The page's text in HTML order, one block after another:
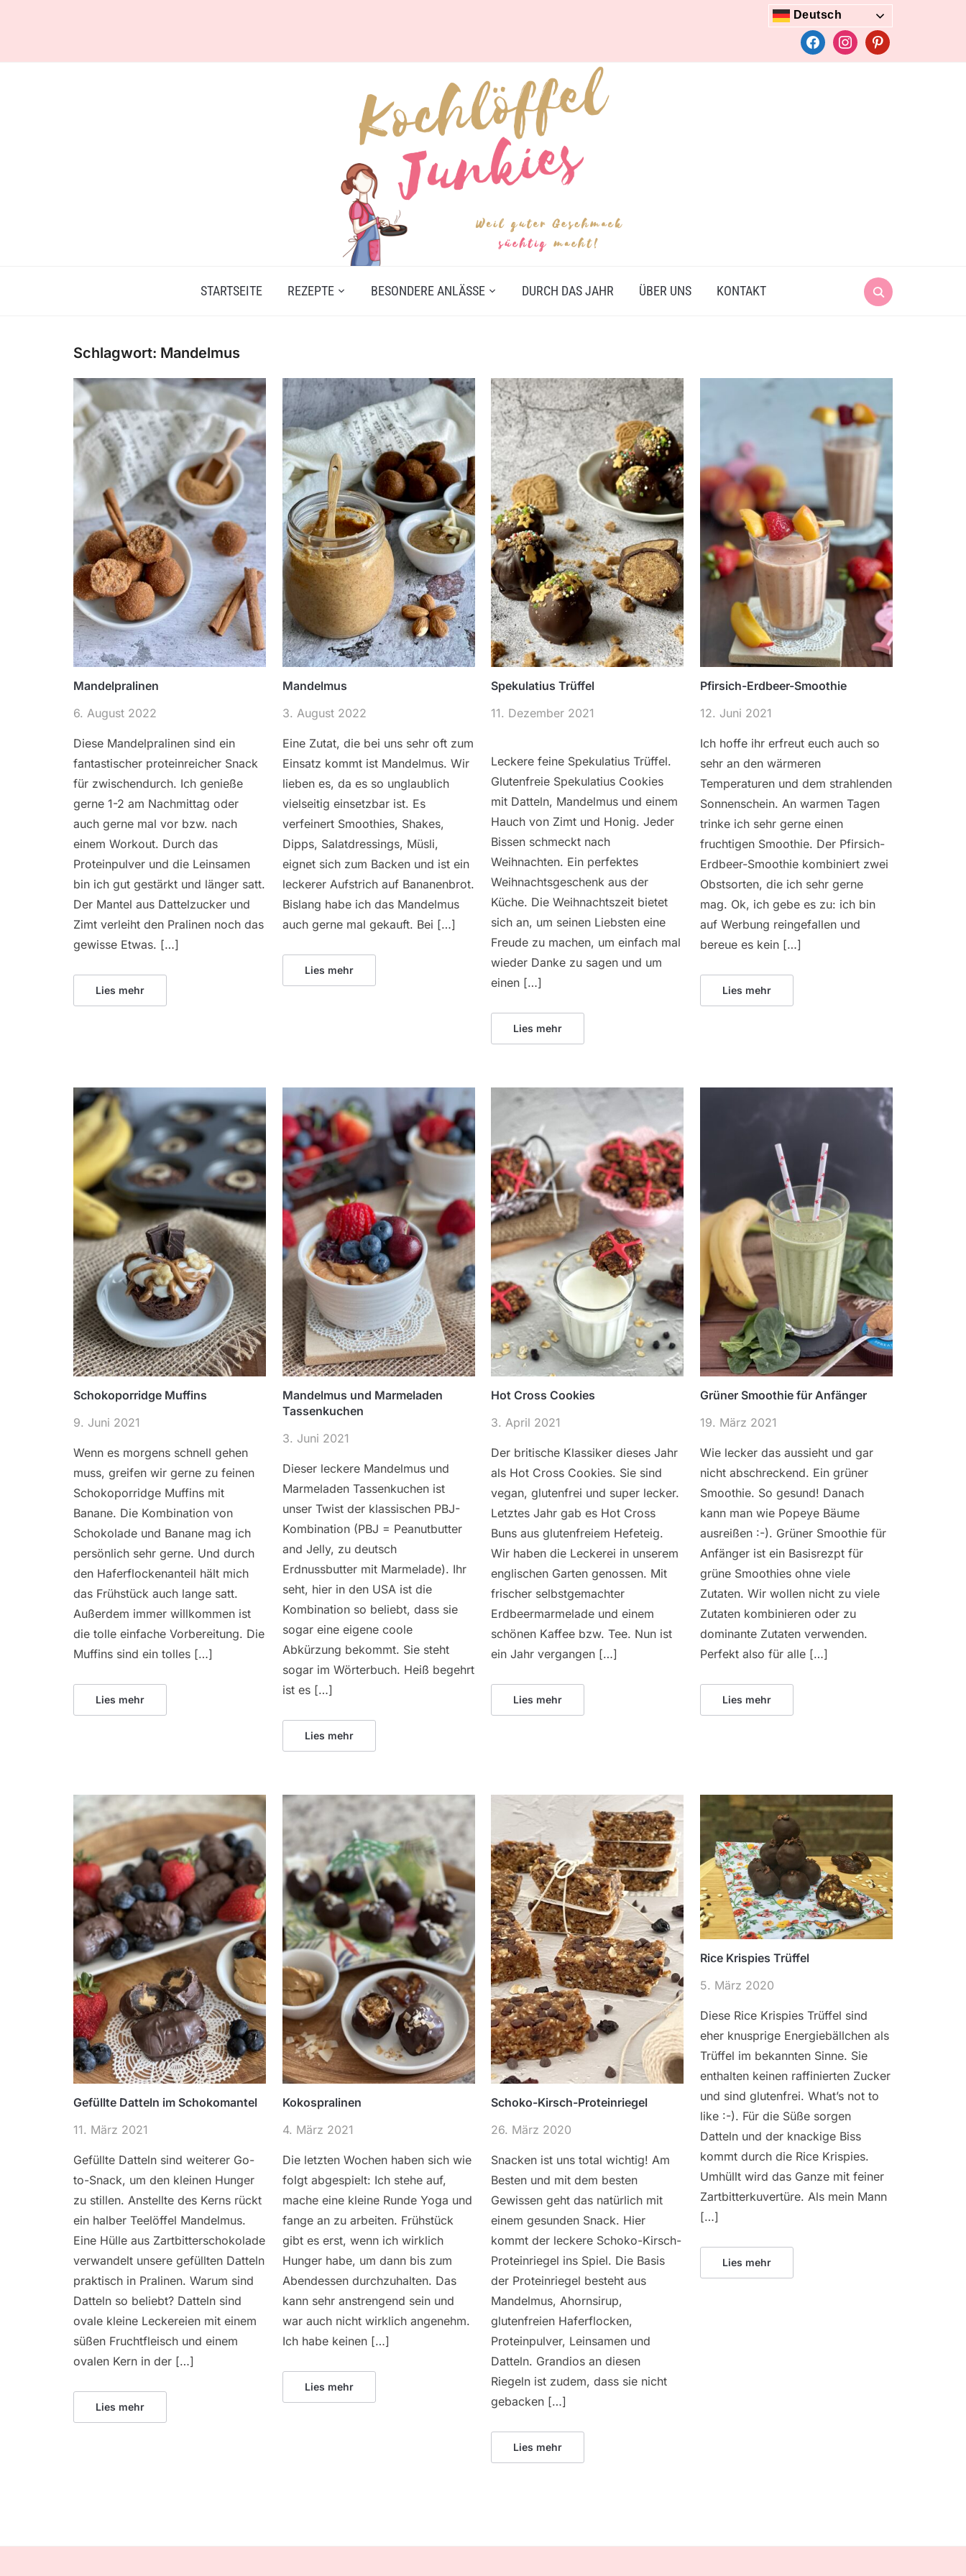
Deutsch
facebookinstagrampinterest
Search
for:
STARTSEITE REZEPTE BESONDERE ANLÄSSE DURCH DAS JAHR ÜBER UNS KONTAKT
Schlagwort: Mandelmus
Mandelpralinen
6. August 2022
Diese Mandelpralinen sind ein
fantastischer proteinreicher Snack
für zwischendurch. Ich genieße
gerne 1-2 am Nachmittag oder
auch gerne mal vor bzw. nach
einem Workout. Durch das
Proteinpulver und die Leinsamen
bin ich gut gestärkt und länger satt.
Der Mantel aus Dattelzucker und
Zimt verleiht den Pralinen noch das
gewisse Etwas. […]
Lies mehr
Mandelmus
3. August 2022
Eine Zutat, die bei uns sehr oft zum
Einsatz kommt ist Mandelmus. Wir
lieben es, da es so unglaublich
vielseitig einsetzbar ist. Es
verfeinert Smoothies, Shakes,
Dipps, Salatdressings, Müsli,
eignet sich zum Backen und ist ein
leckerer Aufstrich auf Bananenbrot.
Bislang habe ich das Mandelmus
auch gerne mal gekauft. Bei […]
Lies mehr
Spekulatius Trüffel
11. Dezember 2021
Leckere feine Spekulatius Trüffel.
Glutenfreie Spekulatius Cookies
mit Datteln, Mandelmus und einem
Hauch von Zimt und Honig. Jeder
Bissen schmeckt nach
Weihnachten. Ein perfektes
Weihnachtsgeschenk aus der
Küche. Die Weihnachtszeit bietet
sich an, um seinen Liebsten eine
Freude zu machen, um einfach mal
wieder Danke zu sagen und um
einen […]
Lies mehr
Pfirsich-Erdbeer-Smoothie
12. Juni 2021
Ich hoffe ihr erfreut euch auch so
sehr an den wärmeren
Temperaturen und dem strahlenden
Sonnenschein. An warmen Tagen
trinke ich sehr gerne einen
fruchtigen Smoothie. Der Pfirsich-
Erdbeer-Smoothie kombiniert zwei
Obstsorten, die ich sehr gerne
mag. Ok, ich gebe es zu: ich bin
auf Werbung reingefallen und
bereue es kein […]
Lies mehr
Schokoporridge Muffins
9. Juni 2021
Wenn es morgens schnell gehen
muss, greifen wir gerne zu feinen
Schokoporridge Muffins mit
Banane. Die Kombination von
Schokolade und Banane mag ich
persönlich sehr gerne. Und durch
den Haferflockenanteil hält mich
das Frühstück auch lange satt.
Außerdem immer willkommen ist
die tolle einfache Vorbereitung. Die
Muffins sind ein tolles […]
Lies mehr
Mandelmus und Marmeladen
Tassenkuchen
3. Juni 2021
Dieser leckere Mandelmus und
Marmeladen Tassenkuchen ist
unser Twist der klassischen PBJ-
Kombination (PBJ = Peanutbutter
and Jelly, zu deutsch
Erdnussbutter mit Marmelade). Ihr
seht, hier in den USA ist die
Kombination so beliebt, dass sie
sogar eine eigene coole
Abkürzung bekommt. Sie steht
sogar im Wörterbuch. Heiß begehrt
ist es […]
Lies mehr
Hot Cross Cookies
3. April 2021
Der britische Klassiker dieses Jahr
als Hot Cross Cookies. Sie sind
vegan, glutenfrei und super lecker.
Letztes Jahr gab es Hot Cross
Buns aus glutenfreiem Hefeteig.
Wir haben die Leckerei in unserem
englischen Garten genossen. Mit
frischer selbstgemachter
Erdbeermarmelade und einem
schönen Kaffee bzw. Tee. Nun ist
ein Jahr vergangen […]
Lies mehr
Grüner Smoothie für Anfänger
19. März 2021
Wie lecker das aussieht und gar
nicht abschreckend. Ein grüner
Smoothie. So gesund! Danach
kann man wie Popeye Bäume
ausreißen :-). Grüner Smoothie für
Anfänger ist ein Basisrezpt für
grüne Smoothies ohne viele
Zutaten. Wir wollen nicht zu viele
Zutaten kombinieren oder zu
dominante Zutaten verwenden.
Perfekt also für alle […]
Lies mehr
Gefüllte Datteln im Schokomantel
11. März 2021
Gefüllte Datteln sind weiterer Go-
to-Snack, um den kleinen Hunger
zu stillen. Anstellte des Kerns rückt
ein halber Teelöffel Mandelmus.
Eine Hülle aus Zartbitterschokolade
verwandelt unsere gefüllten Datteln
praktisch in Pralinen. Warum sind
Datteln so beliebt? Datteln sind
ovale kleine Leckereien mit einem
süßen Fruchtfleisch und einem
ovalen Kern in der […]
Lies mehr
Kokospralinen
4. März 2021
Die letzten Wochen haben sich wie
folgt abgespielt: Ich stehe auf,
mache eine kleine Runde Yoga und
fange an zu arbeiten. Frühstück
gibt es erst, wenn ich wirklich
Hunger habe, um dann bis zum
Abendessen durchzuhalten. Das
kann sehr anstrengend sein und
war auch nicht wirklich angenehm.
Ich habe keinen […]
Lies mehr
Schoko-Kirsch-Proteinriegel
26. März 2020
Snacken ist uns total wichtig! Am
Besten und mit dem besten
Gewissen geht das natürlich mit
einem gesunden Snack. Hier
kommt der leckere Schoko-Kirsch-
Proteinriegel ins Spiel. Die Basis
der Proteinriegel besteht aus
Mandelmus, Ahornsirup,
glutenfreien Haferflocken,
Proteinpulver, Leinsamen und
Datteln. Grandios an diesen
Riegeln ist zudem, dass sie nicht
gebacken […]
Lies mehr
Rice Krispies Trüffel
5. März 2020
Diese Rice Krispies Trüffel sind
eher knusprige Energiebällchen als
Trüffel im bekannten Sinne. Sie
enthalten keinen raffinierten Zucker
und sind glutenfrei. What’s not to
like :-). Für die Süße sorgen
Datteln und der knackige Biss
kommt durch die Rice Krispies.
Umhüllt wird das Ganze mit feiner
Zartbitterkuvertüre. Als mein Mann
[…]
Lies mehr